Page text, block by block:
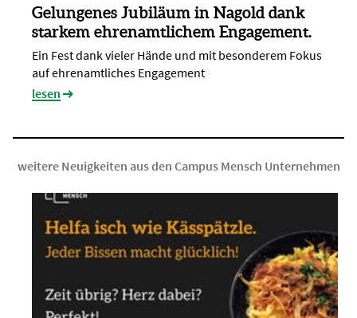
Gelungenes Jubiläum in Nagold dank
starkem ehrenamtlichem Engagement.
Ein Fest dank vieler Hände und mit besonderem Fokus
auf ehrenamtliches Engagement
lesen
weitere Neuigkeiten aus den Campus Mensch Unternehmen